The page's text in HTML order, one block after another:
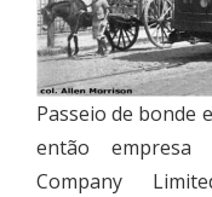
Passeio de bonde
então empresa
Company